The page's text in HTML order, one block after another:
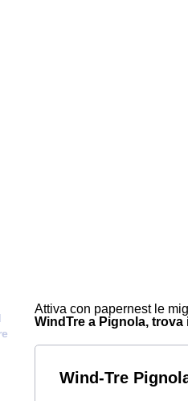
Attiva con papernest le
WindTre a Pignola,
Wind-Tre